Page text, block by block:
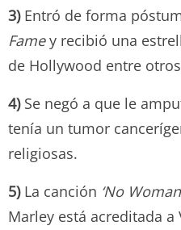
3)Entró de forma
Famey recibió una
de Hollywood entre
4)Se negó a que le
tenía un tumor
religiosas.
5)La canción ‘No
Marley está acreditada